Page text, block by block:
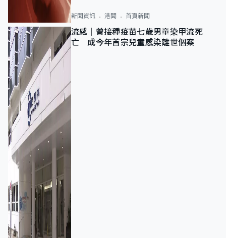
新聞資訊 港聞 首頁新聞
流感｜曾接種疫苗七歲男童染甲流死
亡 成今年首宗兒童感染離世個案